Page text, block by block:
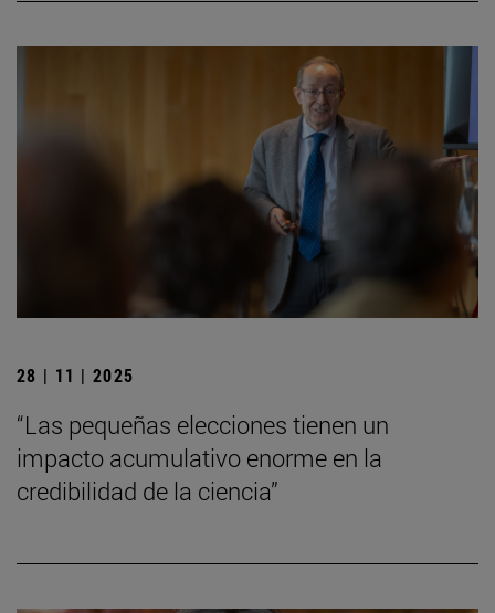
28 | 11 | 2025
“Las pequeñas elecciones tienen un
impacto acumulativo enorme en la
credibilidad de la ciencia”